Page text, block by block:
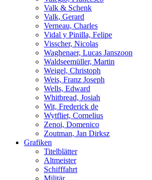
Valk & Schenk
Valk, Gerard
Verneau, Charles
Vidal y Pinilla, Felipe
Visscher, Nicolas
Waghenaer, Lucas Janszoon
Waldseemüller, Martin
Weigel, Christoph
Weis, Franz Joseph
Wells, Edward
Whitbread, Josiah
Wit, Frederick de
Wytfliet, Cornelius
Zenoi, Domenico
Zoutman, Jan Dirksz
Grafiken
Titelblätter
Altmeister
Schifffahrt
Militär